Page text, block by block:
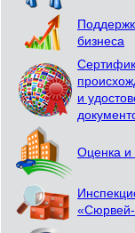
бизнеса
и
Оценка и
«Сюрвей-